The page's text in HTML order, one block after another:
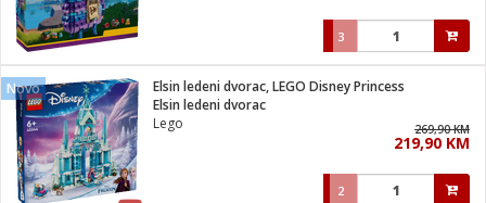
3
Novo
Elsin ledeni dvorac, LEGO Disney Princess
Elsin ledeni dvorac
Lego
269,90 KM
219,90 KM
2